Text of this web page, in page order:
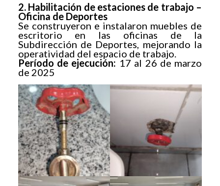
2. Habilitación de estaciones de trabajo –
Oficina de Deportes
Se construyeron e instalaron muebles de
escritorio en las oficinas de la
Subdirección de Deportes, mejorando la
operatividad del espacio de trabajo.
Período de ejecución: 17 al 26 de marzo
de 2025